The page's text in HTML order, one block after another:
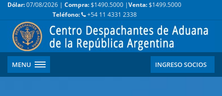
Dólar:07/08/2026 | Compra:$1490.5000 |Venta:$1499.5000
Teléfono:
+54 11 4331 2338
MENU INGRESO SOCIOS